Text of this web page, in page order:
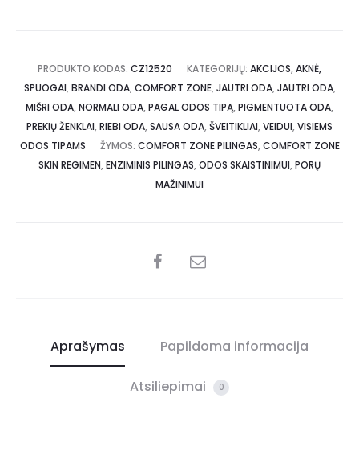
PRODUKTO KODAS: CZ12520 KATEGORIJŲ: AKCIJOS, AKNĖ,
SPUOGAI, BRANDI ODA, COMFORT ZONE, JAUTRI ODA, JAUTRI ODA,
MIŠRI ODA, NORMALI ODA, PAGAL ODOS TIPĄ, PIGMENTUOTA ODA,
PREKIŲ ŽENKLAI, RIEBI ODA, SAUSA ODA, ŠVEITIKLIAI, VEIDUI, VISIEMS
ODOS TIPAMS
ŽYMOS: COMFORT ZONE PILINGAS, COMFORT ZONE
SKIN REGIMEN, ENZIMINIS PILINGAS, ODOS SKAISTINIMUI, PORŲ
MAŽINIMUI
Aprašymas Papildoma informacija
Atsiliepimai 0